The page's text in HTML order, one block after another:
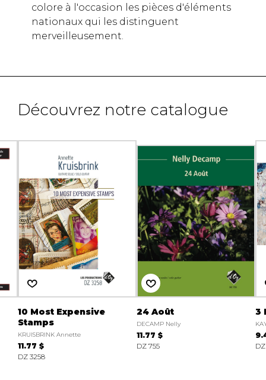
colore à l'occasion les pièces d'éléments
nationaux qui les distinguent
merveilleusement.
Découvrez notre catalogue
10 Most Expensive
Stamps
KRUISBRINK Annette
11.77 $
DZ 3258
24 Août
DECAMP Nelly
11.77 $
DZ 755
3